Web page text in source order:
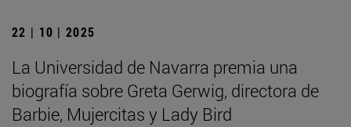
22 | 10 | 2025
La Universidad de Navarra premia una
biografía sobre Greta Gerwig, directora de
Barbie, Mujercitas y Lady Bird